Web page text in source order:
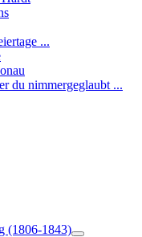
...
du nimmergeglaubt ...
(1806-1843)